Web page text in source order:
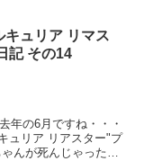
キュリア リマス
記 その14
年の6月ですね・・・
ュリア リアスター"プ
んが死んじゃったん